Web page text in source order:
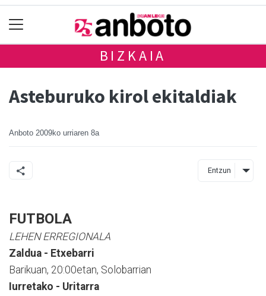
BIZKAIA
Asteburuko kirol ekitaldiak
Anboto 2009ko urriaren 8a
Entzun
FUTBOLA
LEHEN ERREGIONALA
Zaldua - Etxebarri
Barikuan, 20:00etan, Solobarrian
Iurretako - Uritarra